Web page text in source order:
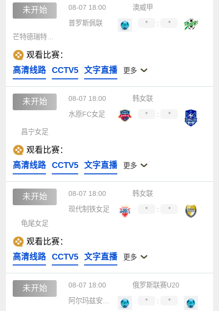
未开始 08-07 18:00
澳威甲
普罗斯佩联
* :
*
芒特德瑞特城流浪者
观看比赛：
高清线路
CCTV5 文字直播 更多
未开始 08-07 18:00
韩女联
水原FC女足
* : *
昌宁女足
观看比赛：
高清线路
CCTV5 文字直播 更多
未开始 08-07 18:00
韩女联
现代制铁女足
* :
*
龟尾女足
观看比赛：
高清线路
CCTV5 文字直播 更多
未开始 08-07 18:00
俄罗斯联赛U20
阿尔玛兹安泰青年队
* :
*